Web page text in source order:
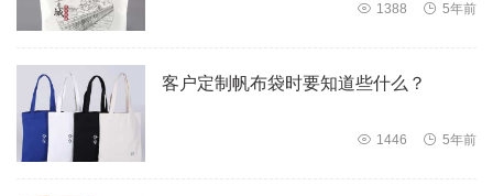
 1388  5年前
客户定制帆布袋时要知道些什么？
 1446  5年前